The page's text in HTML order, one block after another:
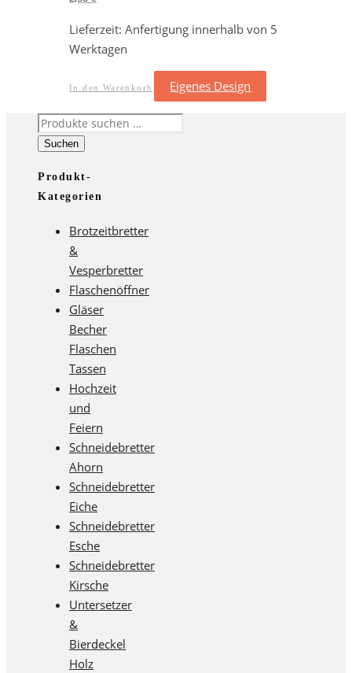
Lieferzeit: Anfertigung innerhalb von 5
Werktagen
In den Warenkorb Eigenes Design
Suchen
nach:
Suchen
Produkt-
Kategorien
Brotzeitbretter
&
Vesperbretter
Flaschenöffner
Gläser
Becher
Flaschen
Tassen
Hochzeit
und
Feiern
Schneidebretter
Ahorn
Schneidebretter
Eiche
Schneidebretter
Esche
Schneidebretter
Kirsche
Untersetzer
&
Bierdeckel
Holz